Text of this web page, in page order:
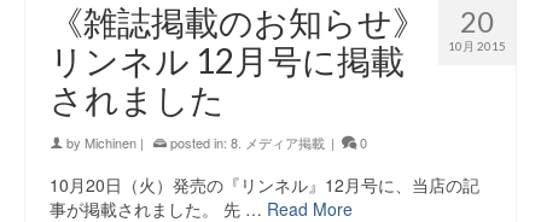
20
10月 2015
《雑誌掲載のお知らせ》
リンネル 12月号に掲載
されました
by Michinen | posted in: 8. メディア掲載 | 0
10月20日（火）発売の『リンネル』12月号に、当店の記
事が掲載されました。 先 … Read More